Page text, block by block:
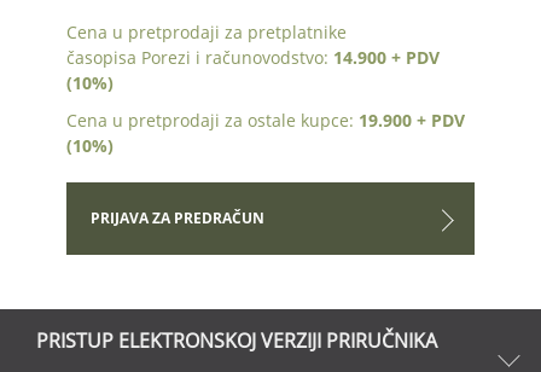
Cena u pretprodaji za pretplatnike
časopisa Porezi i računovodstvo: 14.900 + PDV
(10%)
Cena u pretprodaji za ostale kupce: 19.900 + PDV
(10%)
PRIJAVA ZA PREDRAČUN
PRISTUP ELEKTRONSKOJ VERZIJI PRIRUČNIKA